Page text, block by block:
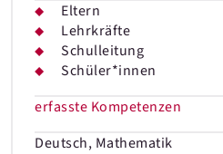
Eltern
Lehrkräfte
Schulleitung
Schüler*innen
erfasste Kompetenzen
Deutsch, Mathematik